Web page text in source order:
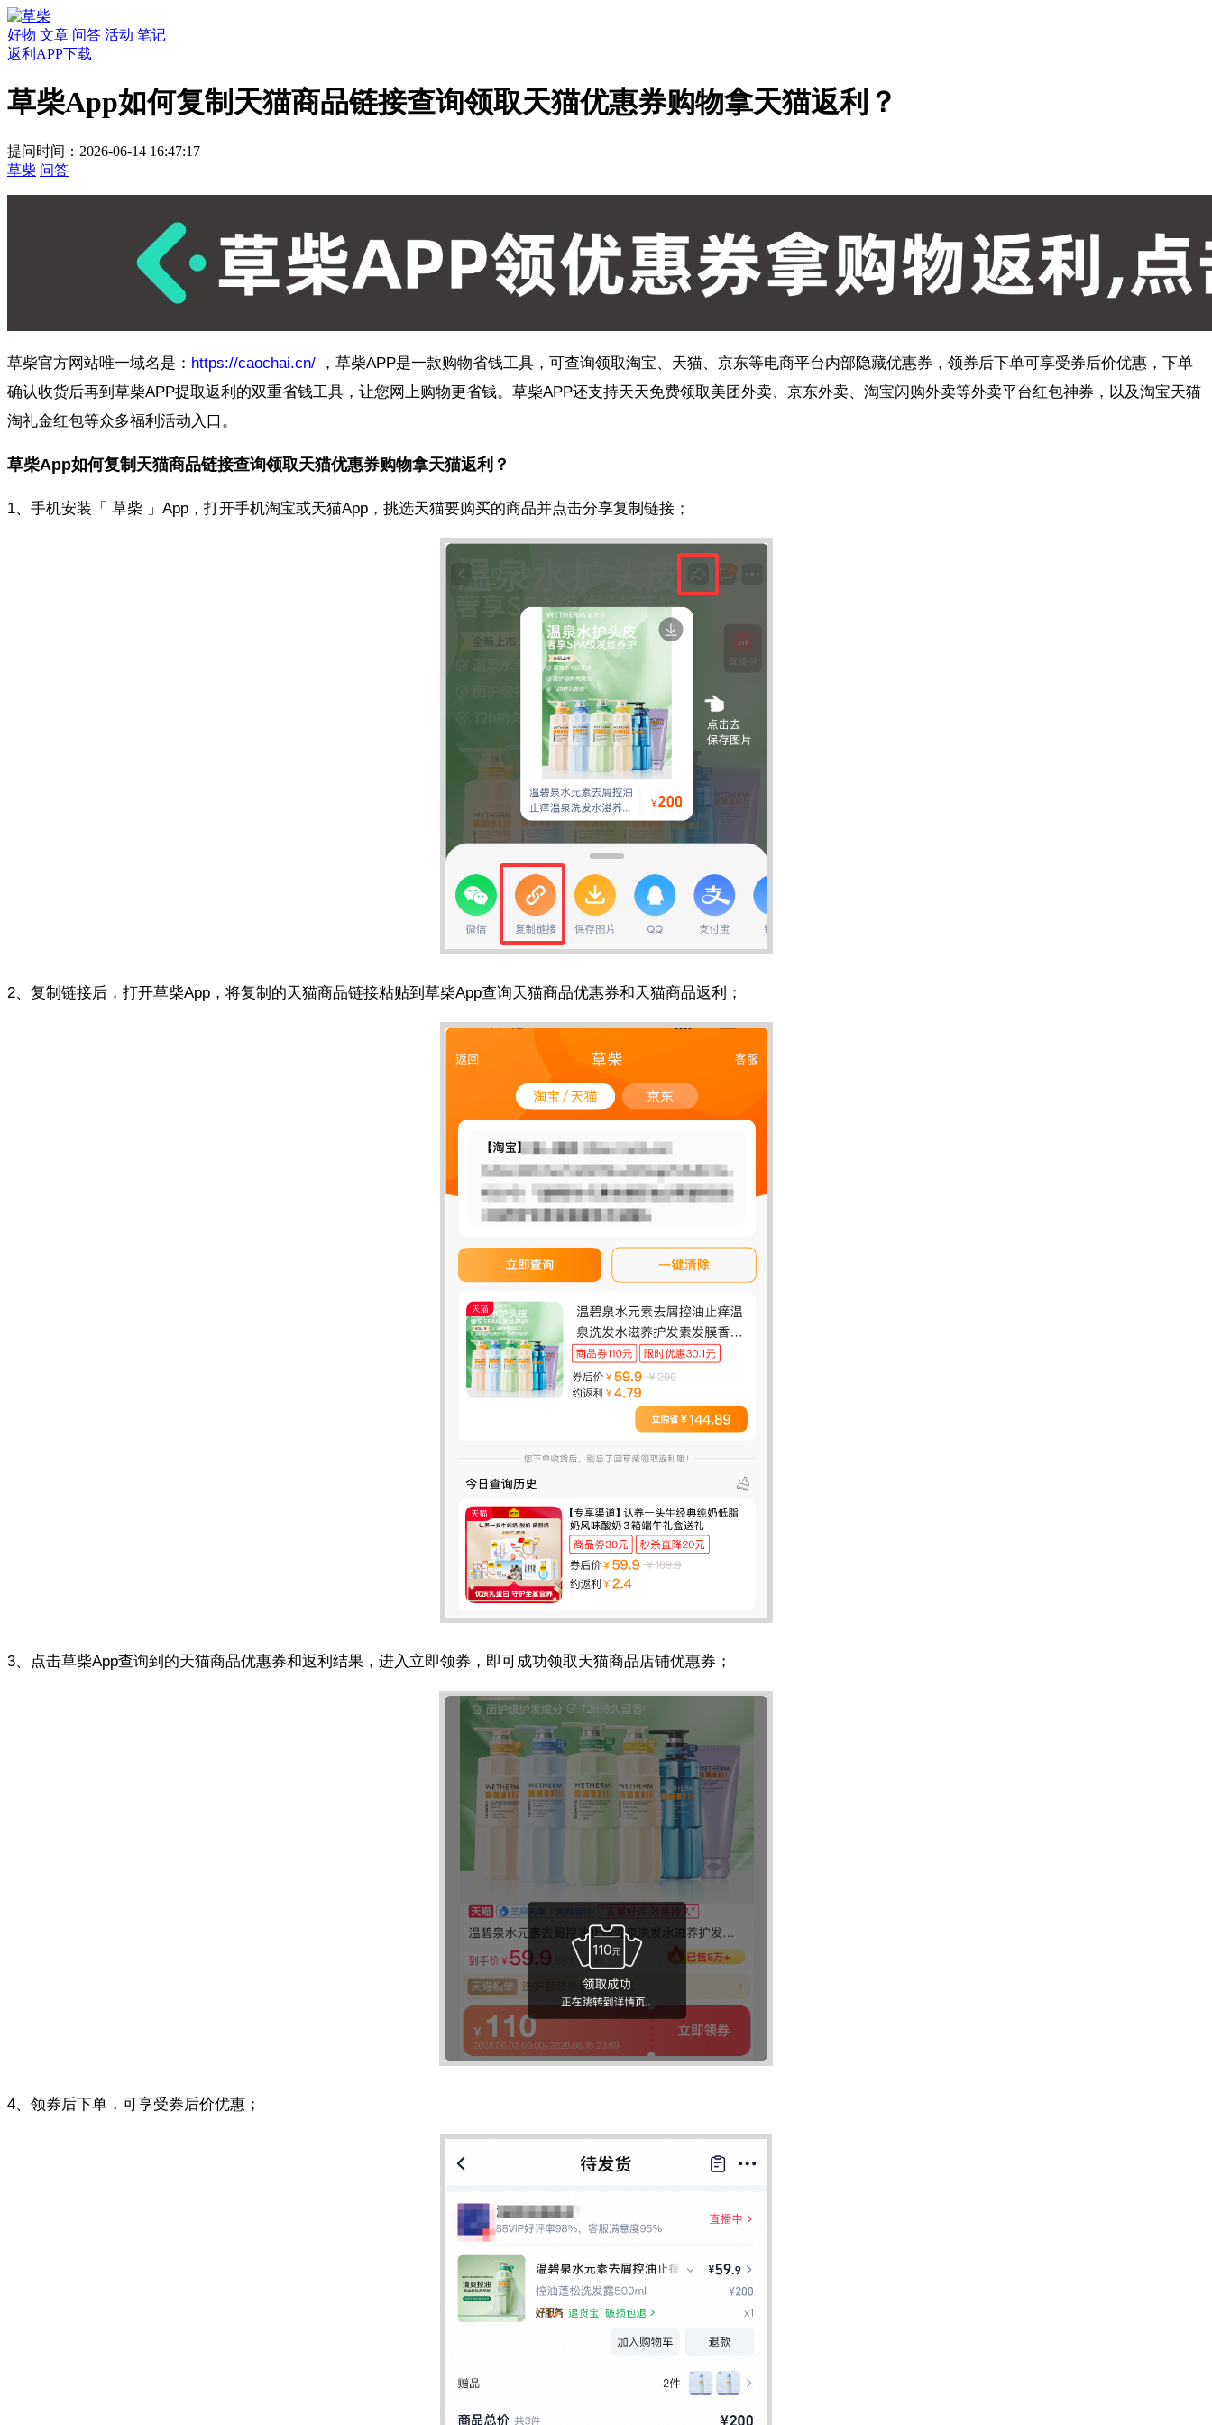
好物 文章 问答 活动 笔记
返利APP下载
草柴App如何复制天猫商品链接查询领取天猫优惠券购物拿天猫返利？
提问时间：2026-06-14 16:47:17
草柴 问答
草柴官方网站唯一域名是： https://caochai.cn/ ，草柴APP是一款购物省钱工具，可查询领取淘宝、天猫、京东等电商平台内部隐藏优惠券，领券后下单可享受券后价优惠，下单
确认收货后再到草柴APP提取返利的双重省钱工具，让您网上购物更省钱。草柴APP还支持天天免费领取美团外卖、京东外卖、淘宝闪购外卖等外卖平台红包神券，以及淘宝天猫
淘礼金红包等众多福利活动入口。
草柴App如何复制天猫商品链接查询领取天猫优惠券购物拿天猫返利？
1、手机安装「 草柴 」App，打开手机淘宝或天猫App，挑选天猫要购买的商品并点击分享复制链接；
2、复制链接后，打开草柴App，将复制的天猫商品链接粘贴到草柴App查询天猫商品优惠券和天猫商品返利；
3、点击草柴App查询到的天猫商品优惠券和返利结果，进入立即领券，即可成功领取天猫商品店铺优惠券；
4、领券后下单，可享受券后价优惠；